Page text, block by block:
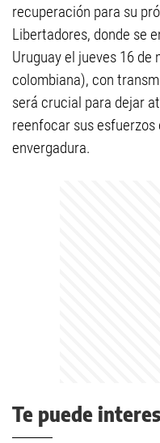
recuperación para su
Libertadores, donde se
Uruguay el jueves 16 de
colombiana), con
será crucial para dejar
reenfocar sus
envergadura.
Te puede